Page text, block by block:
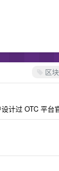
区
计过 OTC 平台